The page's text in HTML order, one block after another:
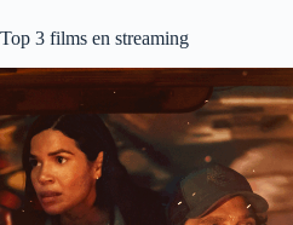
Top 3 films en streaming